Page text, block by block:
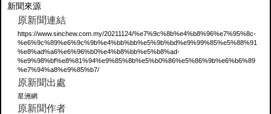
新聞來源
原新聞連結
https://www.sinchew.com.my/20211124/%e7%9c%8b%e4%b8%96%e7%95%8c-
%e6%9c%89%e6%9c%9b%e4%bb%bb%e5%9b%bd%e9%99%85%e5%88%91
%e8%ad%a6%e6%96%b0%e4%b8%bb%e5%b8%ad-
%e9%98%bf%e8%81%94%e9%85%8b%e5%b0%86%e5%86%9b%e6%b6%89
%e7%94%a8%e9%85%b7/
原新聞出處
星洲網
原新聞作者